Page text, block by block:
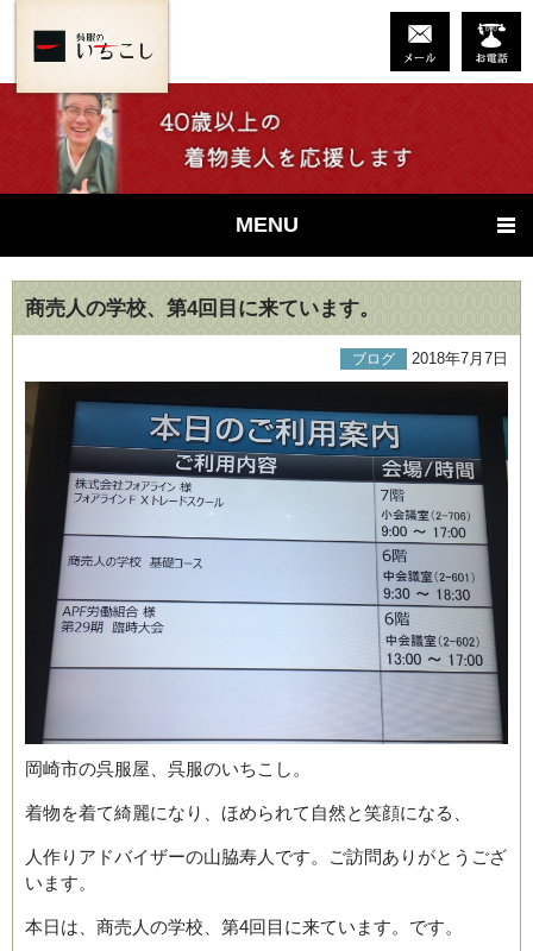
MENU
ブログ
商売人の学校、第4回目に来ています。
ブログ 2018年7月7日
岡崎市の呉服屋、呉服のいちこし。
着物を着て綺麗になり、ほめられて自然と笑顔になる、
人作りアドバイザーの山脇寿人です。ご訪問ありがとうござ
います。
本日は、商売人の学校、第4回目に来ています。です。